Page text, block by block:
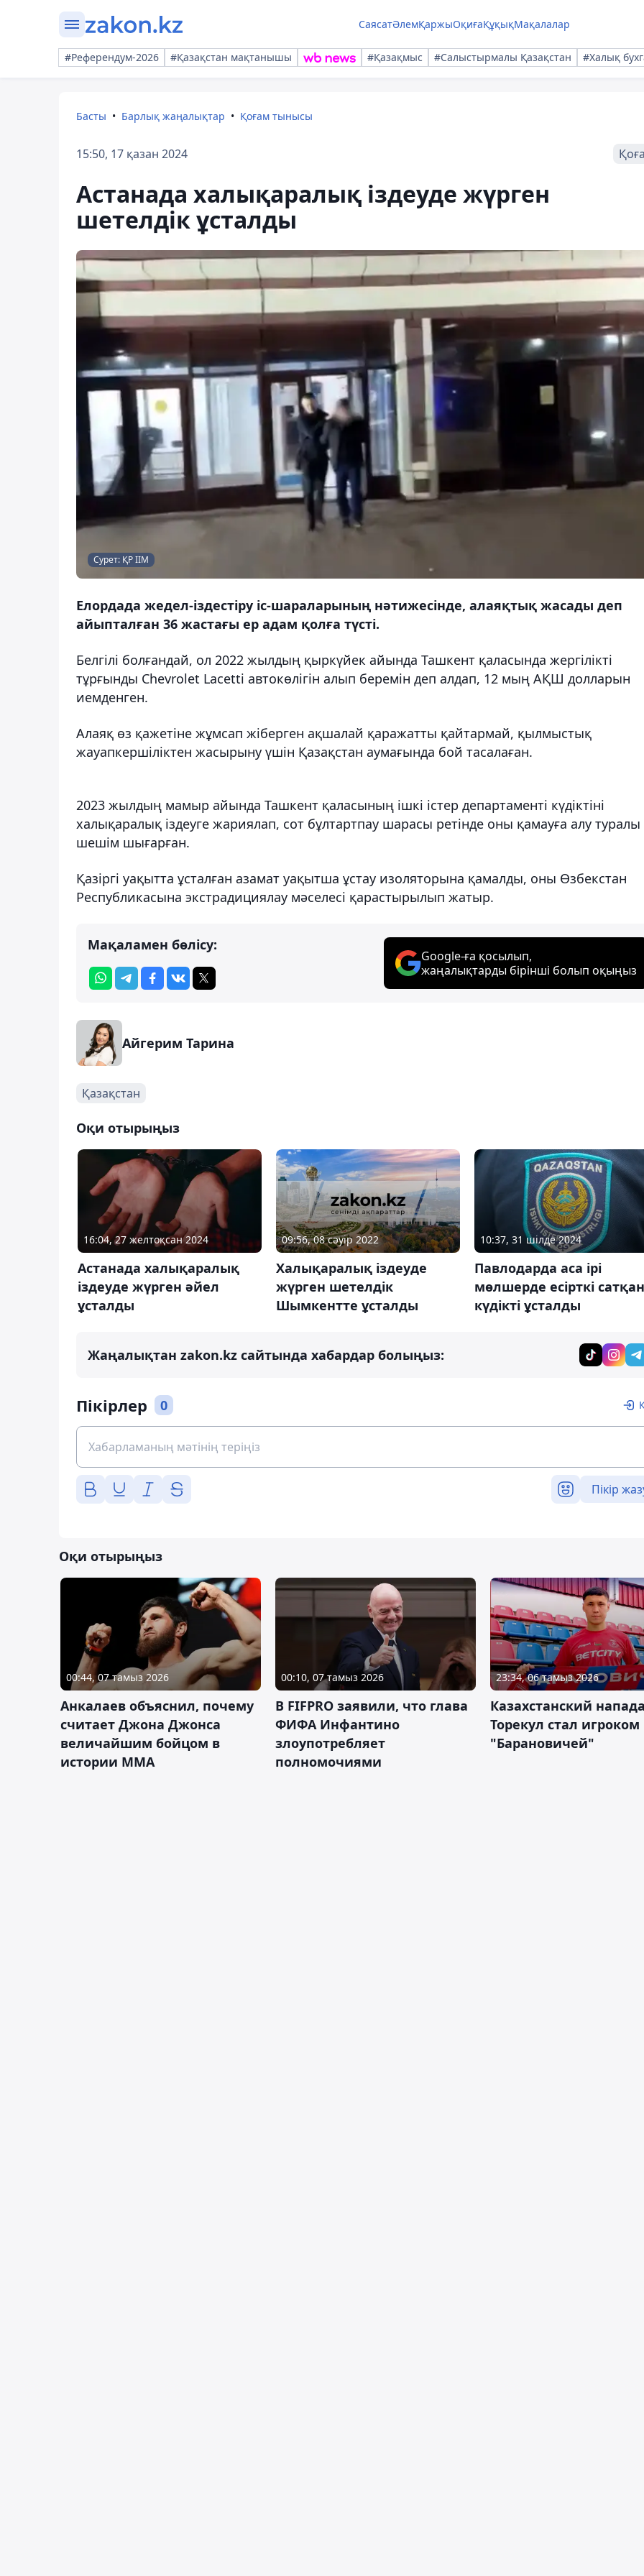
СаясатӘлемҚаржыОқиғаҚұқықМақалалар
#Референдум-2026 #Қазақстан мақтанышы #Қазақмыс #Салыстырмалы Қазақстан #Халық
Басты Барлық жаңалықтар Қоғам тынысы
15:50, 17 қазан 2024
Астанада халықаралық іздеуде жүрген
шетелдік ұсталды
Сурет: ҚР ІІМ
Елордада жедел-іздестіру іс-шараларының нәтижесінде, алаяқтық жасады деп
айыпталған 36 жастағы ер адам қолға түсті.
Белгілі болғандай, ол 2022 жылдың қыркүйек айында Ташкент қаласында жергілікті
тұрғынды Chevrolet Lacetti автокөлігін алып беремін деп алдап, 12 мың АҚШ долларын
иемденген.
Алаяқ өз қажетіне жұмсап жіберген ақшалай қаражатты қайтармай, қылмыстық
жауапкершіліктен жасырыну үшін Қазақстан аумағында бой тасалаған.
2023 жылдың мамыр айында Ташкент қаласының ішкі істер департаменті күдіктіні
халықаралық іздеуге жариялап, сот бұлтартпау шарасы ретінде оны қамауға алу туралы
шешім шығарған.
Қазіргі уақытта ұсталған азамат уақытша ұстау изоляторына қамалды, оны Өзбекстан
Республикасына экстрадициялау мәселесі қарастырылып жатыр.
Мақаламен бөлісу:
Google-ға қосылып,
жаңалықтарды бірінші болып оқыңыз
Айгерим Тарина
Қазақстан
Оқи отырыңыз
16:04, 27 желтоқсан 2024
Астанада халықаралық
іздеуде жүрген әйел
ұсталды
09:56, 08 сәуір 2022
Халықаралық іздеуде
жүрген шетелдік
Шымкентте ұсталды
10:37, 31 шілде 2024
Павлодарда аса ірі
мөлшерде есірткі сатқан
күдікті ұсталды
Жаңалықтан zakon.kz сайтында хабардар болыңыз:
Пікірлер 0
Пікір
Оқи отырыңыз
00:44, 07 тамыз 2026
Анкалаев объяснил, почему
считает Джона Джонса
величайшим бойцом в
истории ММА
00:10, 07 тамыз 2026
В FIFPRO заявили, что глава
ФИФА Инфантино
злоупотребляет
полномочиями
23:34, 06 тамыз 2026
Казахстанский
Торекул стал игроком
"Барановичей"